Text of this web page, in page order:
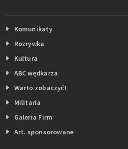
Komunikaty
Rozrywka
Kultura
ABC wędkarza
Warto zobaczyć!
Militaria
Galeria Firm
Art. sponsorowane